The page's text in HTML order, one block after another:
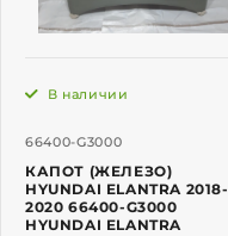
66400-G3000
В наличии
КАПОТ (ЖЕЛЕЗО)
HYUNDAI ELANTRA 2018-
2020 66400-G3000
HYUNDAI ELANTRA